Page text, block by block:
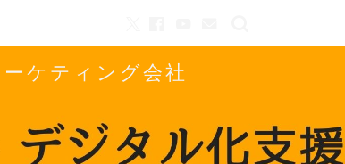
ケティング会社